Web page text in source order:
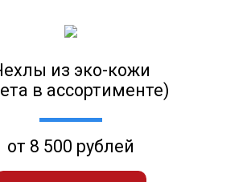
из эко-кожи
в ассортименте)
от 8 500 рублей